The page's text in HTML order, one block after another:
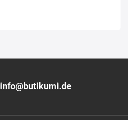
info@butikumi.de